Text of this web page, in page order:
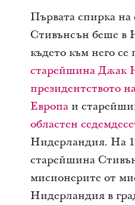
Първата спирка
Стивънсън беше в
където към него
старейшина Джак
президентството
Европаи
областен
Нидерландия. На
старейшина
мисионерите от
Нидерландия в